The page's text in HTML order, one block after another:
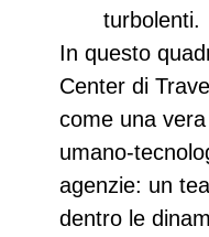
turbolenti.
In questo
Center di
come una
agenzie: un
dentro le